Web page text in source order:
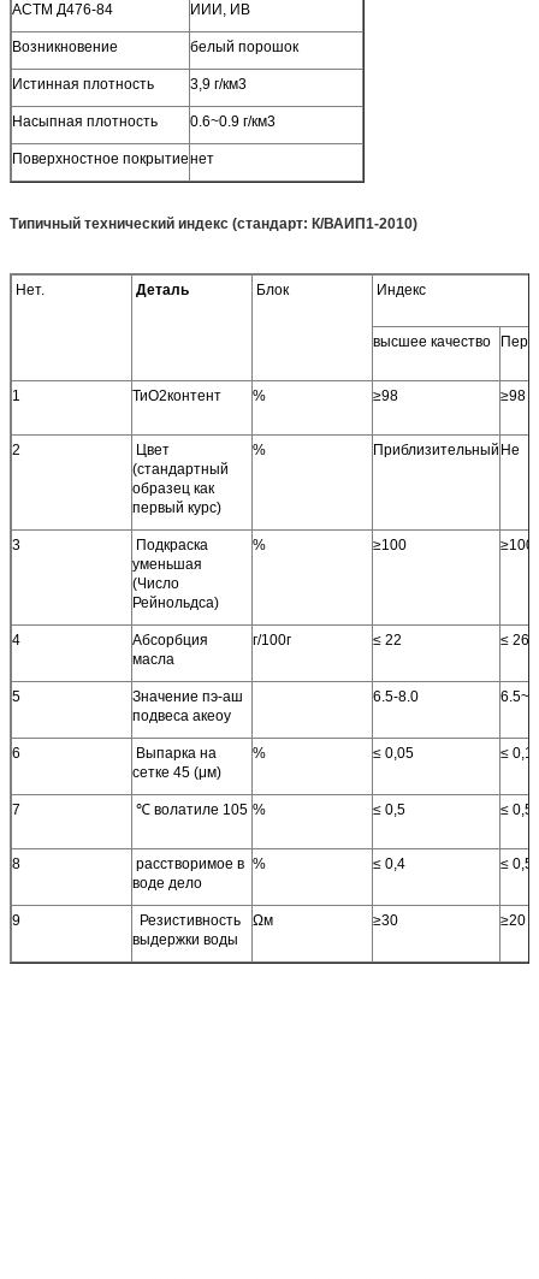
АСТМ Д476-84 ИИИ, ИВ
Возникновение белый порошок
Истинная плотность 3,9 г/км3
Насыпная плотность 0.6~0.9 г/км3
Поверхностное покрытиенет
Типичный технический индекс (стандарт: К/ВАИП1-2010)
Нет. Деталь Блок Индекс
высшее качество
1 ТиО2контент % ≥98 ≥98
2
Цвет
(стандартный
образец как
первый курс)
% Приблизительный Не
3
Подкраска
уменьшая
(Число
Рейнольдса)
% ≥100 ≥100
4
Абсорбция
масла
г/100г ≤ 22 ≤ 26
5
Значение пэ-аш
подвеса акеоу
6.5-8.0
6
Выпарка на
сетке 45 (μм)
% ≤ 0,05 ≤ 0,1
7 ℃ волатиле 105 % ≤ 0,5 ≤ 0,5
8
расстворимое в
воде дело
% ≤ 0,4 ≤ 0,5
9
Резистивность
выдержки воды
Ωм ≥30 ≥20